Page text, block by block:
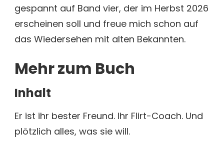
gespannt auf Band vier, der im Herbst 2026
erscheinen soll und freue mich schon auf
das Wiedersehen mit alten Bekannten.
Mehr zum Buch
Inhalt
Er ist ihr bester Freund. Ihr Flirt-Coach. Und
plötzlich alles, was sie will.